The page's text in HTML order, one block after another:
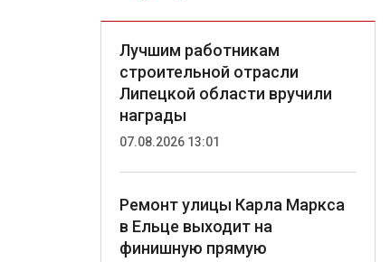
Лучшим работникам
строительной отрасли
Липецкой области вручили
награды
07.08.2026 13:01
Ремонт улицы Карла Маркса
в Ельце выходит на
финишную прямую